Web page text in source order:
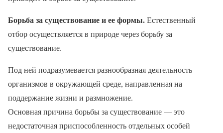
Борьба за существование и ее формы.Естественный
отбор осуществляется в природе через борьбу за
существование.
Под ней подразумевается разнообразная деятельность
организмов в окружающей среде, направленная на
поддержание жизни и размножение.
Основная причина борьбы за существование — это
недостаточная приспособленность отдельных особей